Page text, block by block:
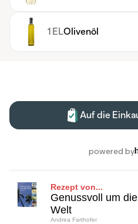
Rezept von...
Genussvoll um die
Welt
Andrea Farthofer